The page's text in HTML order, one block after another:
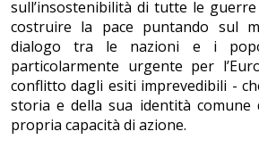
sull’insostenibilità di tutte le
costruire la pace puntando sul
dialogo tra le nazioni e i
particolarmente urgente per
conflitto dagli esiti imprevedibili -
storia e della sua identità comune
propria capacità di azione.